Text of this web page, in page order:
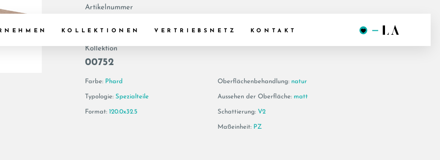
KOLLEKTIONEN VERTRIEBSNETZ KONTAKT
Artikelnummer
Kollektion
00752
Farbe: Phard
Typologie: Spezialteile
Format: 120.0x32.5
Oberflächenbehandlung: natur
Aussehen der Oberfläche: matt
Schattierung: V2
Maßeinheit: PZ